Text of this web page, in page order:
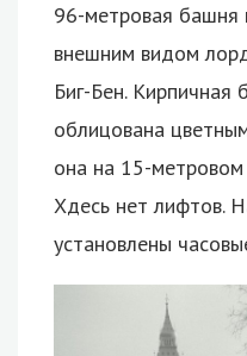
96-метровая башня
внешним видом
Биг-Бен.
облицована
она на 15-
Хдесь нет лифтов.
установлены